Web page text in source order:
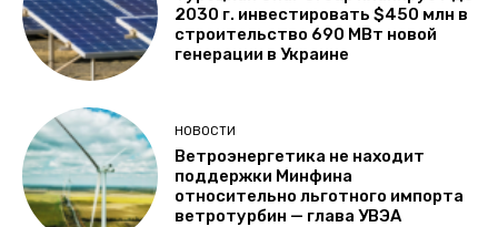
2030 г. инвестировать $450 млн в
строительство 690 МВт новой
генерации в Украине
НОВОСТИ
Ветроэнергетика не находит
поддержки Минфина
относительно льготного импорта
ветротурбин — глава УВЭА